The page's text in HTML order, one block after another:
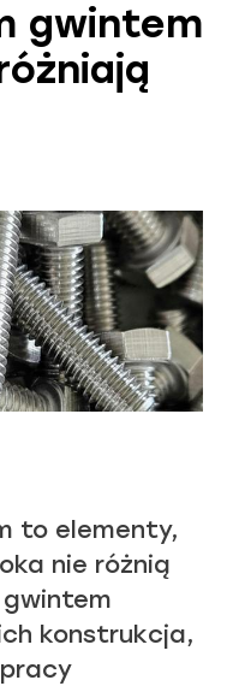
gwintem
to elementy,
nie różnią
konstrukcja,